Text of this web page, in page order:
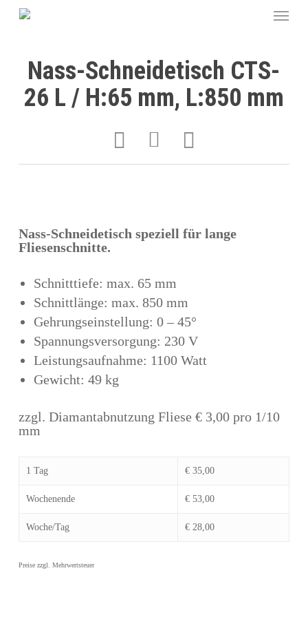
Nass-Schneidetisch CTS-
26 L / H:65 mm, L:850 mm
Nass-Schneidetisch speziell für lange
Fliesenschnitte.
Schnitttiefe: max. 65 mm
Schnittlänge: max. 850 mm
Gehrungseinstellung: 0 – 45°
Spannungsversorgung: 230 V
Leistungsaufnahme: 1100 Watt
Gewicht: 49 kg
zzgl. Diamantabnutzung Fliese € 3,00 pro 1/10
mm
1 Tag € 35,00
Wochenende € 53,00
Woche/Tag € 28,00